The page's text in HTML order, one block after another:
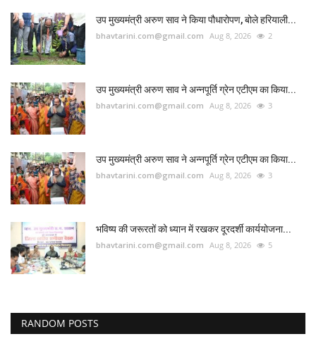
उप मुख्यमंत्री अरुण साव ने किया पौधारोपण, बोले हरियाली...
bhavtarini.com@gmail.com Aug 8, 2026 2
उप मुख्यमंत्री अरुण साव ने अन्नपूर्ति ग्रेन एटीएम का किया...
bhavtarini.com@gmail.com Aug 8, 2026 3
उप मुख्यमंत्री अरुण साव ने अन्नपूर्ति ग्रेन एटीएम का किया...
bhavtarini.com@gmail.com Aug 8, 2026 3
भविष्य की जरूरतों को ध्यान में रखकर दूरदर्शी कार्ययोजना...
bhavtarini.com@gmail.com Aug 8, 2026 5
RANDOM POSTS